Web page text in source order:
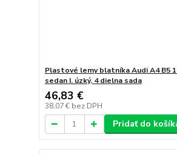
Plastové lemy blatníka Audi A4 B5
sedan I. úzký, 4 dielna sada
46,83 €
38,07 € bez DPH
Pridať do